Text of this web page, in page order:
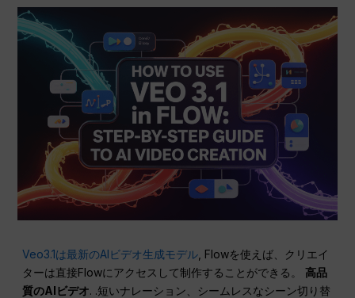
Veo3.1は最新のAIビデオ生成モデル , Flowを使えば、クリエイ
ターは直接Flowにアクセスして制作することができる。高品
質のAIビデオ. .短いナレーション、シームレスなシーン切り替